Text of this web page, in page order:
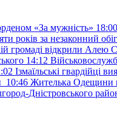
«За мужність» 18:00
років за незаконний
громаді відкрили Алею
14:12
Ізмаїльські гвардійці
10:46 Жителька Одещини
Дністровського